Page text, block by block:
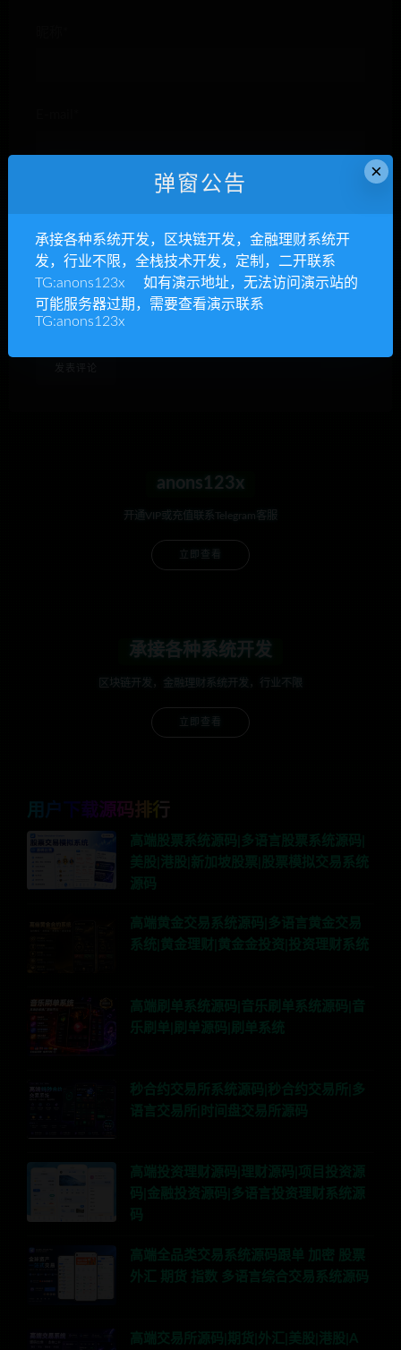
下次发表评论时，请在此浏览器中保存我的姓名、电子
邮件和网站
anons123x
开通VIP或充值联系Telegram客服
立即查看
承接各种系统开发
区块链开发，金融理财系统开发，行业不限
立即查看
用户下载源码排行
高端股票系统源码|多语言股票系统源码|
美股|港股|新加坡股票|股票模拟交易系统
源码
高端黄金交易系统源码|多语言黄金交易
系统|黄金理财|黄金金投资|投资理财系统
高端刷单系统源码|音乐刷单系统源码|音
乐刷单|刷单源码|刷单系统
秒合约交易所系统源码|秒合约交易所|多
语言交易所|时间盘交易所源码
高端投资理财源码|理财源码|项目投资源
码|金融投资源码|多语言投资理财系统源
码
高端全品类交易系统源码跟单 加密 股票
外汇 期货 指数 多语言综合交易系统源码
高端交易所源码|期货|外汇|美股|港股|A
×
弹窗公告
承接各种系统开发，区块链开发，金融理财系统开
发，行业不限，全栈技术开发，定制，二开联系
TG:anons123x 如有演示地址，无法访问演示站的
可能服务器过期，需要查看演示联系
TG:anons123x